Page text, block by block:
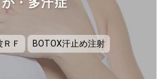
・多汗症
Ｆ
BOTOX汗止め注射